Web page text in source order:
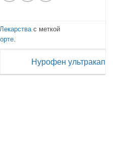
Лекарствас меткой
.
Нурофен ультракап